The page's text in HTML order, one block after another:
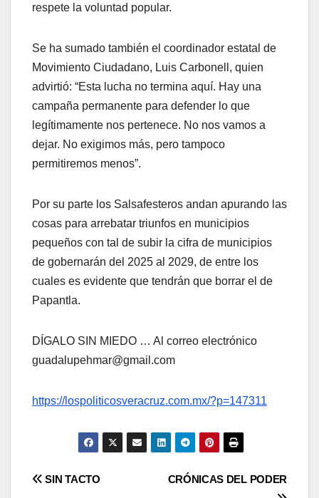
respete la voluntad popular.
Se ha sumado también el coordinador estatal de
Movimiento Ciudadano, Luis Carbonell, quien
advirtió: “Esta lucha no termina aquí. Hay una
campaña permanente para defender lo que
legítimamente nos pertenece. No nos vamos a
dejar. No exigimos más, pero tampoco
permitiremos menos”.
Por su parte los Salsafesteros andan apurando las
cosas para arrebatar triunfos en municipios
pequeños con tal de subir la cifra de municipios
de gobernarán del 2025 al 2029, de entre los
cuales es evidente que tendrán que borrar el de
Papantla.
DÍGALO SIN MIEDO … Al correo electrónico
guadalupehmar@gmail.com
https://lospoliticosveracruz.com.mx/?p=147311
Navegación
CRÓNICAS DEL PODER
SIN TACTO